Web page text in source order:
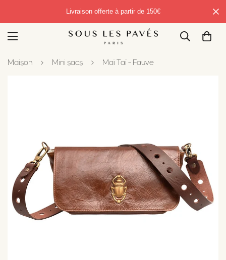
Livraison offerte à partir de 150€
Maison Mini sacs Maï Taï - Fauve